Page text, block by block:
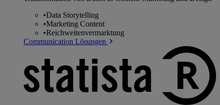
•Data Storytelling
•Marketing Content
•Reichweitenvermarktung
Communication Lösungen